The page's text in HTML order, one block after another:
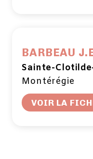
BARBEAU
Sainte-
Montérégie
VOIR LA